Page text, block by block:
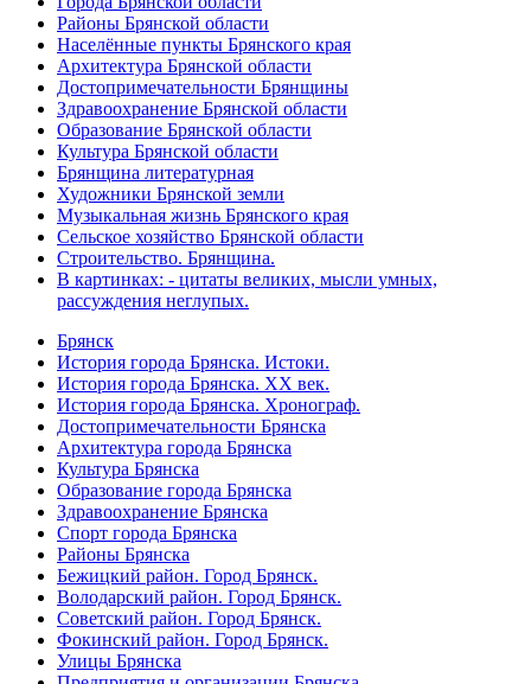
Районы Брянской области
Населённые пункты Брянского края
Архитектура Брянской области
Достопримечательности Брянщины
Здравоохранение Брянской области
Образование Брянской области
Культура Брянской области
Брянщина литературная
Художники Брянской земли
Музыкальная жизнь Брянского края
Сельское хозяйство Брянской области
Строительство. Брянщина.
В картинках: - цитаты великих, мысли умных,
рассуждения неглупых.
Брянск
История города Брянска. Истоки.
История города Брянска. XX век.
История города Брянска. Хронограф.
Достопримечательности Брянска
Архитектура города Брянска
Культура Брянска
Образование города Брянска
Здравоохранение Брянска
Спорт города Брянска
Районы Брянска
Бежицкий район. Город Брянск.
Володарский район. Город Брянск.
Советский район. Город Брянск.
Фокинский район. Город Брянск.
Улицы Брянска